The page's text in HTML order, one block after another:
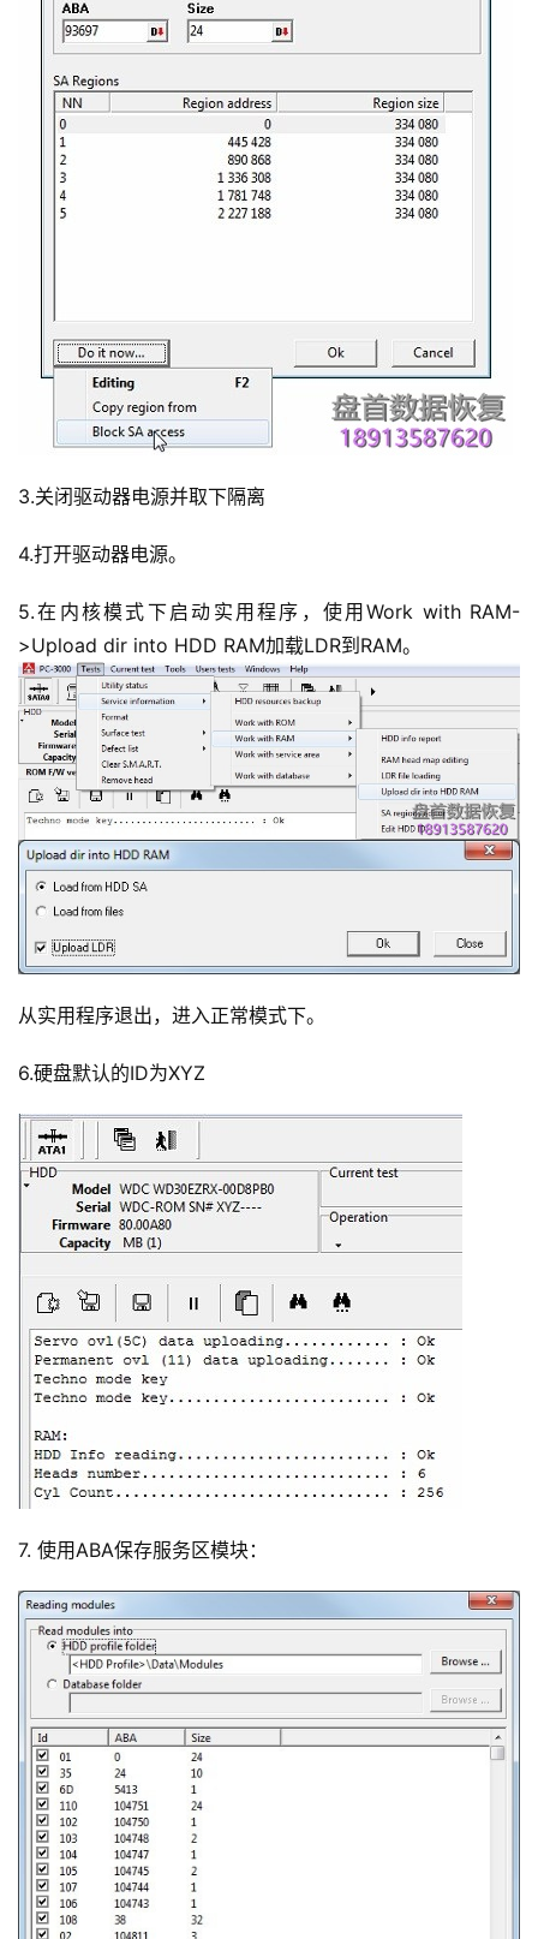
3.关闭驱动器电源并取下隔离
4.打开驱动器电源。
5.在内核模式下启动实用程序，使用Work with RAM-
>Upload dir into HDD RAM加载LDR到RAM。
从实用程序退出，进入正常模式下。
6.硬盘默认的ID为XYZ
7. 使用ABA保存服务区模块：